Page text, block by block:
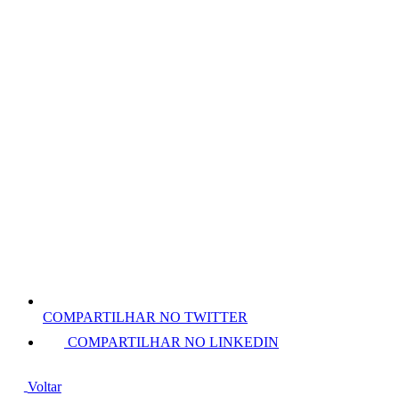
COMPARTILHAR NO TWITTER
COMPARTILHAR NO LINKEDIN
Voltar